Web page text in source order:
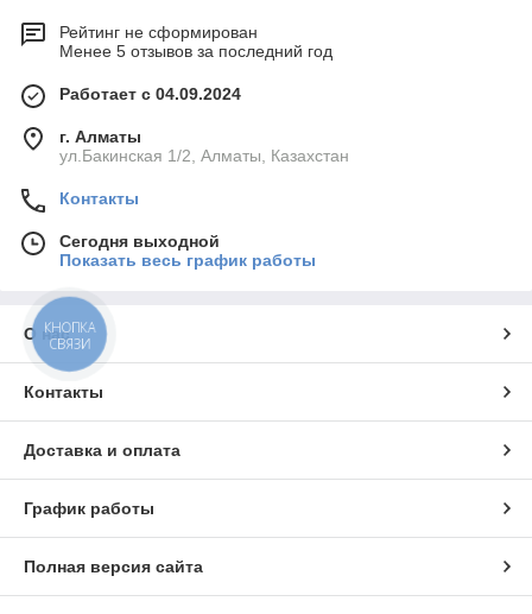
Рейтинг не сформирован
Менее 5 отзывов за последний год
Работает с 04.09.2024
г. Алматы
ул.Бакинская 1/2, Алматы, Казахстан
Контакты
Сегодня выходной
Показать весь график работы
О нас
Контакты
Доставка и оплата
График работы
Полная версия сайта
КНОПКА
СВЯЗИ